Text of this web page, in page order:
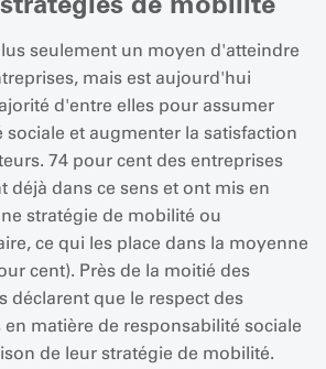
seulement un moyen d'atteindre
mais est aujourd'hui
d'entre elles pour assumer
et augmenter la satisfaction
74 pour cent des entreprises
déjà dans ce sens et ont mis en
stratégie de mobilité ou
ce qui les place dans la moyenne
cent). Près de la moitié des
déclarent que le respect des
matière de responsabilité sociale
de leur stratégie de mobilité.